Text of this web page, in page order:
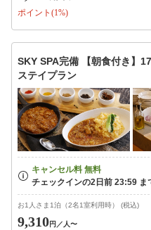
ポイント(1%)
SKY SPA完備 【朝食付き】
ステイプラン
お1人さま1泊（2名1室利用時） (税込)
9,310円 ／人〜